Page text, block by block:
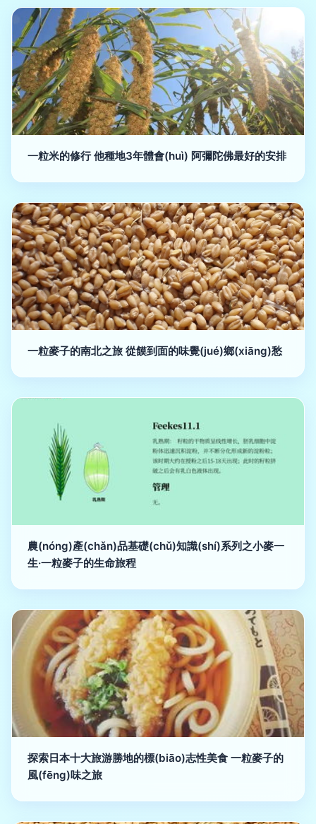
一粒米的修行 他種地3年體會(huì) 阿彌陀佛最好的安排
一粒麥子的南北之旅 從饃到面的味覺(jué)鄉(xiāng)愁
農(nóng)產(chǎn)品基礎(chǔ)知識(shí)系列之小麥一
生·一粒麥子的生命旅程
探索日本十大旅游勝地的標(biāo)志性美食 一粒麥子的
風(fēng)味之旅